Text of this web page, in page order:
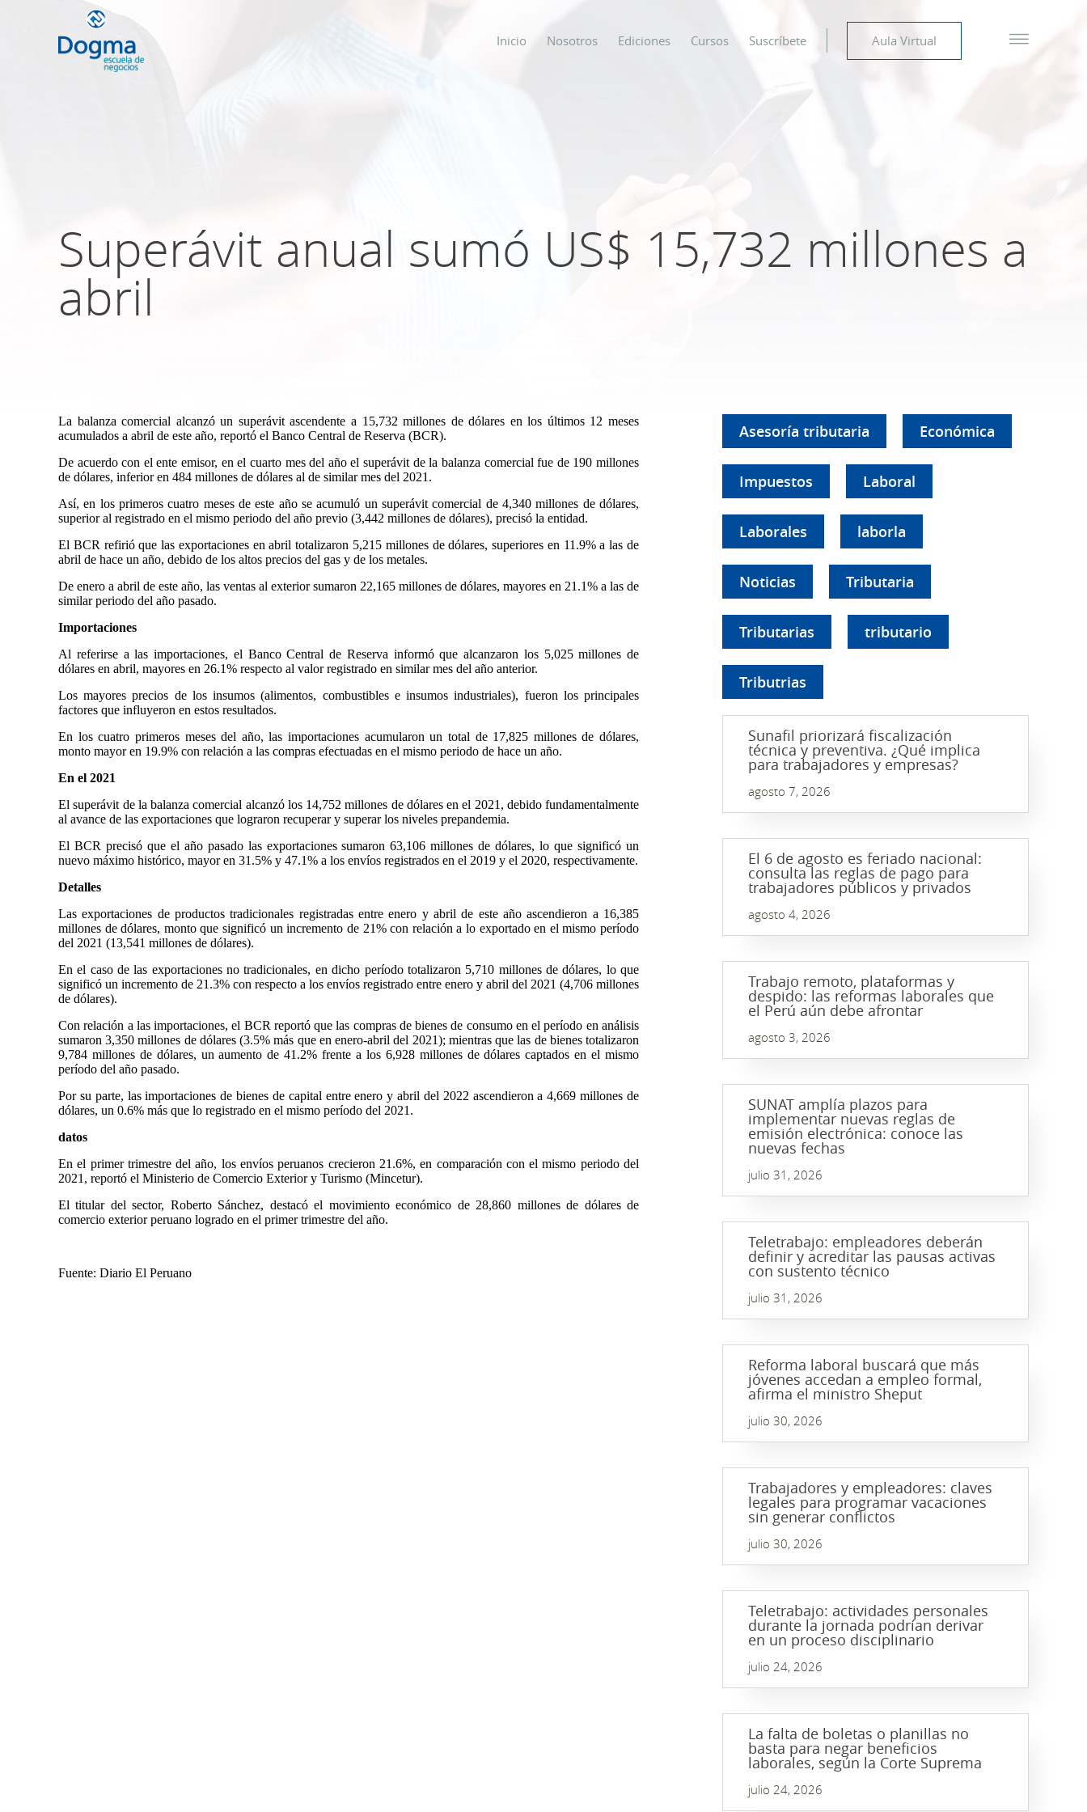
Inicio Nosotros Ediciones Cursos Suscríbete Aula Virtual
Superávit anual sumó US$ 15,732 millones a
abril
La balanza comercial alcanzó un superávit ascendente a 15,732 millones de dólares en los últimos 12 meses
acumulados a abril de este año, reportó el Banco Central de Reserva (BCR).
De acuerdo con el ente emisor, en el cuarto mes del año el superávit de la balanza comercial fue de 190 millones
de dólares, inferior en 484 millones de dólares al de similar mes del 2021.
Así, en los primeros cuatro meses de este año se acumuló un superávit comercial de 4,340 millones de dólares,
superior al registrado en el mismo periodo del año previo (3,442 millones de dólares), precisó la entidad.
El BCR refirió que las exportaciones en abril totalizaron 5,215 millones de dólares, superiores en 11.9% a las de
abril de hace un año, debido de los altos precios del gas y de los metales.
De enero a abril de este año, las ventas al exterior sumaron 22,165 millones de dólares, mayores en 21.1% a las de
similar periodo del año pasado.
Importaciones
Al referirse a las importaciones, el Banco Central de Reserva informó que alcanzaron los 5,025 millones de
dólares en abril, mayores en 26.1% respecto al valor registrado en similar mes del año anterior.
Los mayores precios de los insumos (alimentos, combustibles e insumos industriales), fueron los principales
factores que influyeron en estos resultados.
En los cuatro primeros meses del año, las importaciones acumularon un total de 17,825 millones de dólares,
monto mayor en 19.9% con relación a las compras efectuadas en el mismo periodo de hace un año.
En el 2021
El superávit de la balanza comercial alcanzó los 14,752 millones de dólares en el 2021, debido fundamentalmente
al avance de las exportaciones que lograron recuperar y superar los niveles prepandemia.
El BCR precisó que el año pasado las exportaciones sumaron 63,106 millones de dólares, lo que significó un
nuevo máximo histórico, mayor en 31.5% y 47.1% a los envíos registrados en el 2019 y el 2020, respectivamente.
Detalles
Las exportaciones de productos tradicionales registradas entre enero y abril de este año ascendieron a 16,385
millones de dólares, monto que significó un incremento de 21% con relación a lo exportado en el mismo período
del 2021 (13,541 millones de dólares).
En el caso de las exportaciones no tradicionales, en dicho período totalizaron 5,710 millones de dólares, lo que
significó un incremento de 21.3% con respecto a los envíos registrado entre enero y abril del 2021 (4,706 millones
de dólares).
Con relación a las importaciones, el BCR reportó que las compras de bienes de consumo en el período en análisis
sumaron 3,350 millones de dólares (3.5% más que en enero-abril del 2021); mientras que las de bienes totalizaron
9,784 millones de dólares, un aumento de 41.2% frente a los 6,928 millones de dólares captados en el mismo
período del año pasado.
Por su parte, las importaciones de bienes de capital entre enero y abril del 2022 ascendieron a 4,669 millones de
dólares, un 0.6% más que lo registrado en el mismo período del 2021.
datos
En el primer trimestre del año, los envíos peruanos crecieron 21.6%, en comparación con el mismo periodo del
2021, reportó el Ministerio de Comercio Exterior y Turismo (Mincetur).
El titular del sector, Roberto Sánchez, destacó el movimiento económico de 28,860 millones de dólares de
comercio exterior peruano logrado en el primer trimestre del año.
Fuente: Diario El Peruano
Asesoría tributaria Económica
Impuestos Laboral
Laborales laborla
Noticias Tributaria
Tributarias tributario
Tributrias
Sunafil priorizará fiscalización
técnica y preventiva. ¿Qué implica
para trabajadores y empresas?
agosto 7, 2026
El 6 de agosto es feriado nacional:
consulta las reglas de pago para
trabajadores públicos y privados
agosto 4, 2026
Trabajo remoto, plataformas y
despido: las reformas laborales que
el Perú aún debe afrontar
agosto 3, 2026
SUNAT amplía plazos para
implementar nuevas reglas de
emisión electrónica: conoce las
nuevas fechas
julio 31, 2026
Teletrabajo: empleadores deberán
definir y acreditar las pausas activas
con sustento técnico
julio 31, 2026
Reforma laboral buscará que más
jóvenes accedan a empleo formal,
afirma el ministro Sheput
julio 30, 2026
Trabajadores y empleadores: claves
legales para programar vacaciones
sin generar conflictos
julio 30, 2026
Teletrabajo: actividades personales
durante la jornada podrían derivar
en un proceso disciplinario
julio 24, 2026
La falta de boletas o planillas no
basta para negar beneficios
laborales, según la Corte Suprema
julio 24, 2026
TRIBUTACIÓN INTERNACIONAL | TODO SOBRE
NO DOMICILIADOS